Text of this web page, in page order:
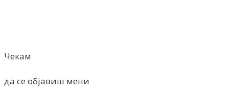
Чекам
да се објавиш мени